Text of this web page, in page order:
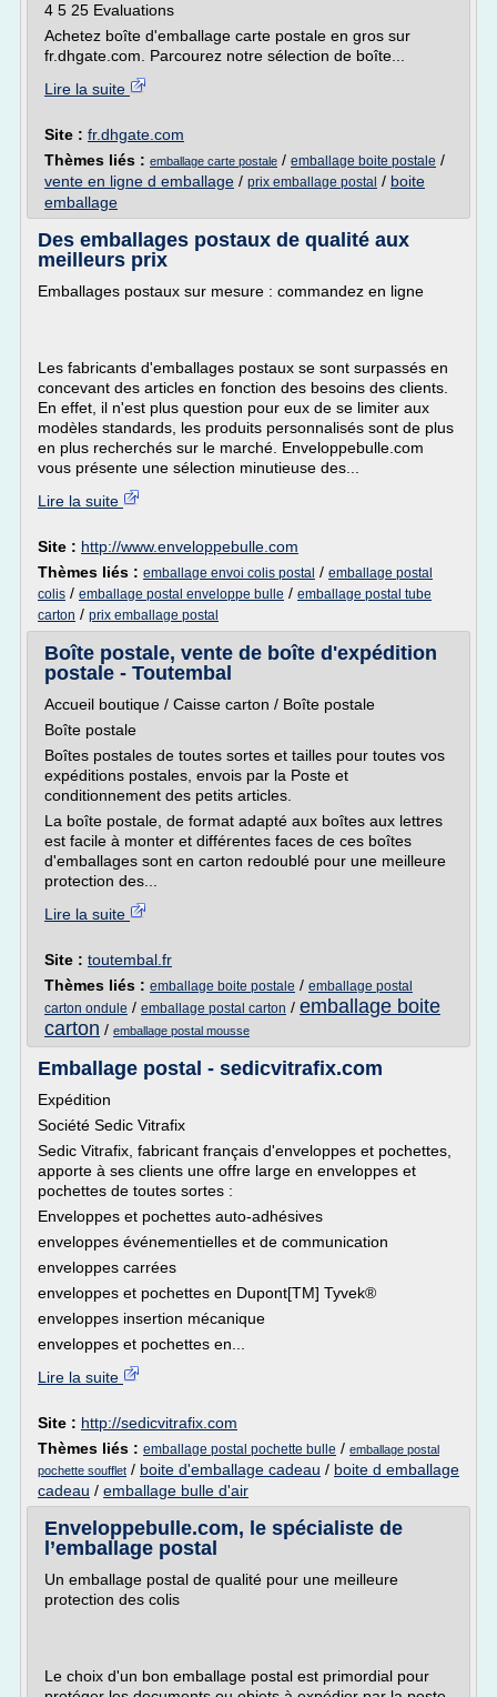
4 5 25 Evaluations
Achetez boîte d'emballage carte postale en gros sur
fr.dhgate.com. Parcourez notre sélection de boîte...
Lire la suite
Site : fr.dhgate.com
Thèmes liés : emballage carte postale / emballage boite postale /
vente en ligne d emballage / prix emballage postal / boite
emballage
Des emballages postaux de qualité aux
meilleurs prix
Emballages postaux sur mesure : commandez en ligne
Les fabricants d'emballages postaux se sont surpassés en
concevant des articles en fonction des besoins des clients.
En effet, il n'est plus question pour eux de se limiter aux
modèles standards, les produits personnalisés sont de plus
en plus recherchés sur le marché. Enveloppebulle.com
vous présente une sélection minutieuse des...
Lire la suite
Site : http://www.enveloppebulle.com
Thèmes liés : emballage envoi colis postal / emballage postal
colis / emballage postal enveloppe bulle / emballage postal tube
carton / prix emballage postal
Boîte postale, vente de boîte d'expédition
postale - Toutembal
Accueil boutique / Caisse carton / Boîte postale
Boîte postale
Boîtes postales de toutes sortes et tailles pour toutes vos
expéditions postales, envois par la Poste et
conditionnement des petits articles.
La boîte postale, de format adapté aux boîtes aux lettres
est facile à monter et différentes faces de ces boîtes
d'emballages sont en carton redoublé pour une meilleure
protection des...
Lire la suite
Site : toutembal.fr
Thèmes liés : emballage boite postale / emballage postal
carton ondule / emballage postal carton / emballage boite
carton / emballage postal mousse
Emballage postal - sedicvitrafix.com
Expédition
Société Sedic Vitrafix
Sedic Vitrafix, fabricant français d'enveloppes et pochettes,
apporte à ses clients une offre large en enveloppes et
pochettes de toutes sortes :
Enveloppes et pochettes auto-adhésives
enveloppes événementielles et de communication
enveloppes carrées
enveloppes et pochettes en Dupont[TM] Tyvek®
enveloppes insertion mécanique
enveloppes et pochettes en...
Lire la suite
Site : http://sedicvitrafix.com
Thèmes liés : emballage postal pochette bulle / emballage postal
pochette soufflet / boite d'emballage cadeau / boite d emballage
cadeau / emballage bulle d'air
Enveloppebulle.com, le spécialiste de
l’emballage postal
Un emballage postal de qualité pour une meilleure
protection des colis
Le choix d'un bon emballage postal est primordial pour